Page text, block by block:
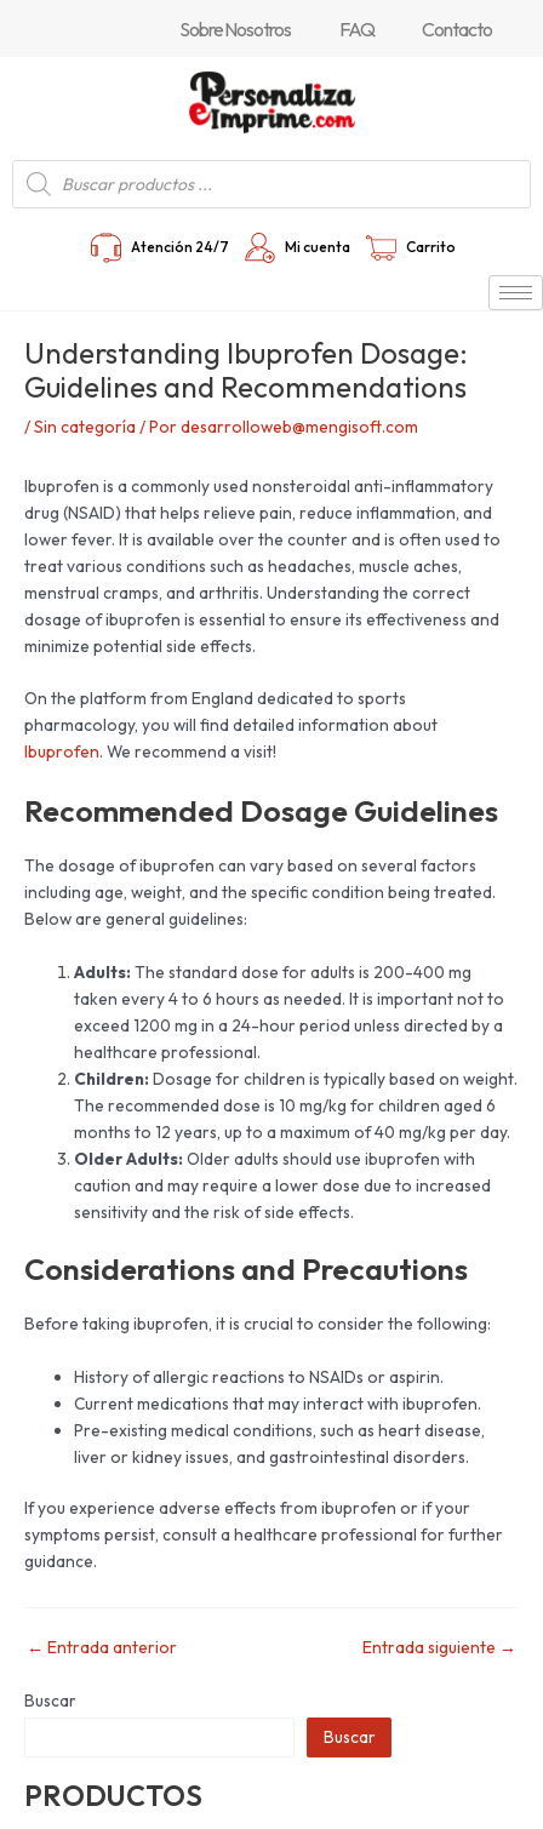
Sobre Nosotros FAQ Contacto
Búsqueda
de
productos
Atención 24/7 Mi cuenta Carrito
Understanding Ibuprofen Dosage:
Guidelines and Recommendations
/Sin categoría / Pordesarrolloweb@mengisoft.com
Ibuprofen is a commonly used nonsteroidal anti-inflammatory
drug (NSAID) that helps relieve pain, reduce inflammation, and
lower fever. It is available over the counter and is often used to
treat various conditions such as headaches, muscle aches,
menstrual cramps, and arthritis. Understanding the correct
dosage of ibuprofen is essential to ensure its effectiveness and
minimize potential side effects.
On the platform from England dedicated to sports
pharmacology, you will find detailed information about
Ibuprofen. We recommend a visit!
Recommended Dosage Guidelines
The dosage of ibuprofen can vary based on several factors
including age, weight, and the specific condition being treated.
Below are general guidelines:
Adults: The standard dose for adults is 200-400 mg
taken every 4 to 6 hours as needed. It is important not to
exceed 1200 mg in a 24-hour period unless directed by a
healthcare professional.
Children: Dosage for children is typically based on weight.
The recommended dose is 10 mg/kg for children aged 6
months to 12 years, up to a maximum of 40 mg/kg per day.
Older Adults: Older adults should use ibuprofen with
caution and may require a lower dose due to increased
sensitivity and the risk of side effects.
Considerations and Precautions
Before taking ibuprofen, it is crucial to consider the following:
History of allergic reactions to NSAIDs or aspirin.
Current medications that may interact with ibuprofen.
Pre-existing medical conditions, such as heart disease,
liver or kidney issues, and gastrointestinal disorders.
If you experience adverse effects from ibuprofen or if your
symptoms persist, consult a healthcare professional for further
guidance.
← Entrada anterior Entrada siguiente →
Buscar
Buscar
PRODUCTOS